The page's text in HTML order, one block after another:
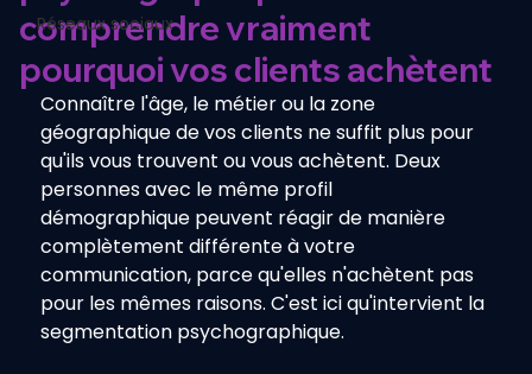
Réseaux sociaux
comprendre vraiment
pourquoi vos clients achètent
Connaître l'âge, le métier ou la zone
géographique de vos clients ne suffit plus pour
qu'ils vous trouvent ou vous achètent. Deux
personnes avec le même profil
démographique peuvent réagir de manière
complètement différente à votre
communication, parce qu'elles n'achètent pas
pour les mêmes raisons. C'est ici qu'intervient la
segmentation psychographique.